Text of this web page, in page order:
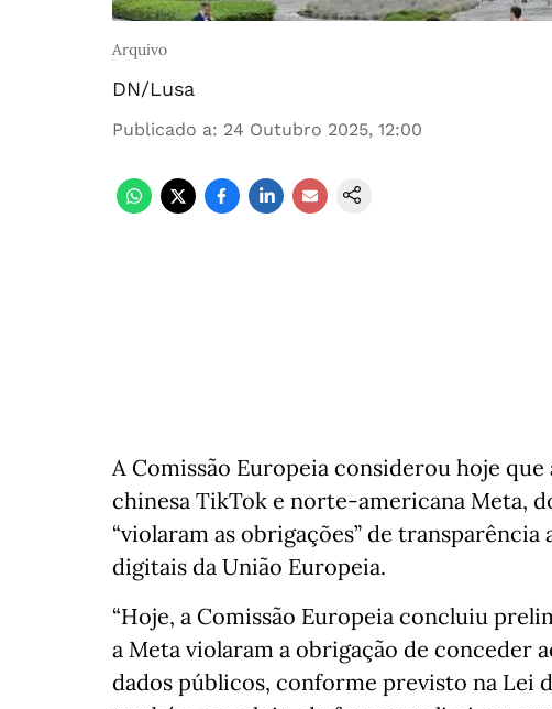
Arquivo
DN/Lusa
Publicado a: 24 Outubro 2025, 12:00
A Comissão Europeia considerou hoje
chinesa TikTok e norte-americana Meta,
“violaram as obrigações” de
digitais da União Europeia.
“Hoje, a Comissão Europeia concluiu
a Meta violaram a obrigação de conceder
dados públicos, conforme previsto na Lei